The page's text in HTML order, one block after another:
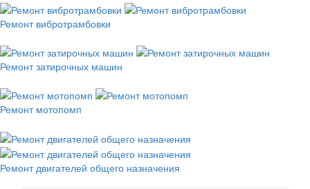
Ремонт вибротрамбовки
Ремонт затирочных машин
Ремонт мотопомп
Ремонт двигателей общего назначения